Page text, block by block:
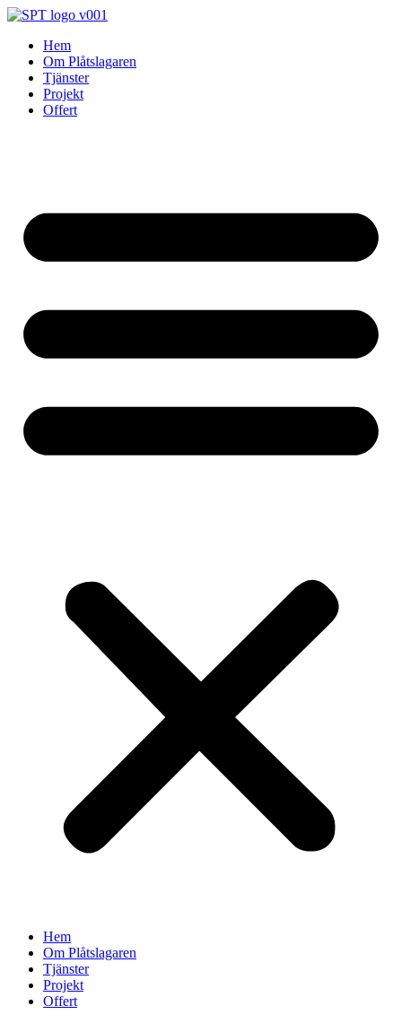
Skip
contentHem
Om Plåtslagaren
Tjänster
Projekt
Offert
Hem
Om Plåtslagaren
Tjänster
Projekt
Offert